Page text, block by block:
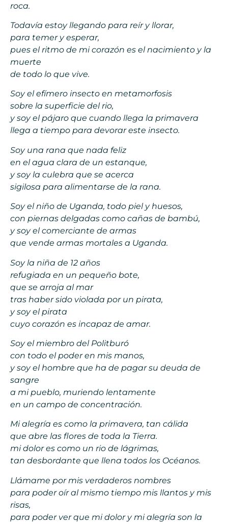
roca.
Todavía estoy llegando para reír y llorar,
para temer y esperar,
pues el ritmo de mi corazón es el nacimiento y la
muerte
de todo lo que vive.
Soy el efímero insecto en metamorfosis
sobre la superficie del rio,
y soy el pájaro que cuando llega la primavera
llega a tiempo para devorar este insecto.
Soy una rana que nada feliz
en el agua clara de un estanque,
y soy la culebra que se acerca
sigilosa para alimentarse de la rana.
Soy el niño de Uganda, todo piel y huesos,
con piernas delgadas como cañas de bambú,
y soy el comerciante de armas
que vende armas mortales a Uganda.
Soy la niña de 12 años
refugiada en un pequeño bote,
que se arroja al mar
tras haber sido violada por un pirata,
y soy el pirata
cuyo corazón es incapaz de amar.
Soy el miembro del Politburó
con todo el poder en mis manos,
y soy el hombre que ha de pagar su deuda de
sangre
a mi pueblo, muriendo lentamente
en un campo de concentración.
Mi alegría es como la primavera, tan cálida
que abre las flores de toda la Tierra.
mi dolor es como un rio de lágrimas,
tan desbordante que llena todos los Océanos.
Llámame por mis verdaderos nombres
para poder oír al mismo tiempo mis llantos y mis
risas,
para poder ver que mi dolor y mi alegría son la